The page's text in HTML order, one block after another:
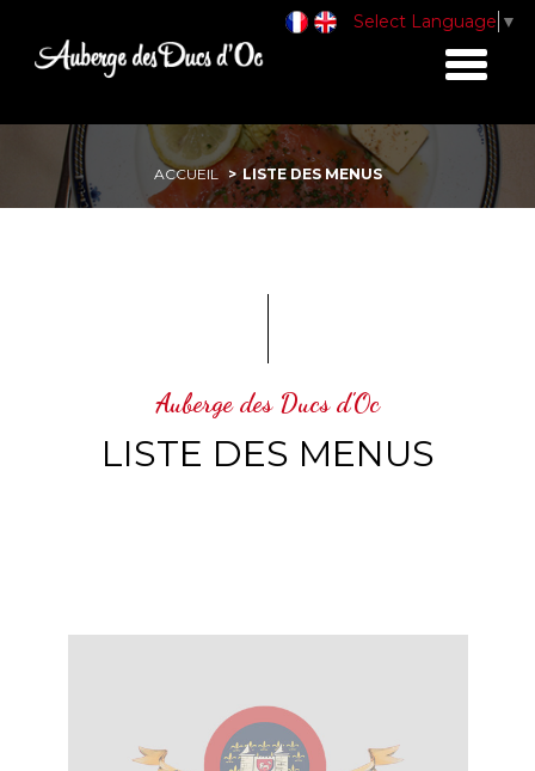
Toggle
Select Language ▼
ACCUEIL LISTE DES MENUS
Auberge des Ducs d'Oc
LISTE DES MENUS